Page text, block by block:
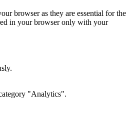
browser as they are essential for the
in your browser only with your
"Analytics".